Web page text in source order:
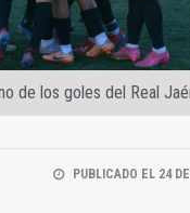
de los goles del Real
PUBLICADO EL 24